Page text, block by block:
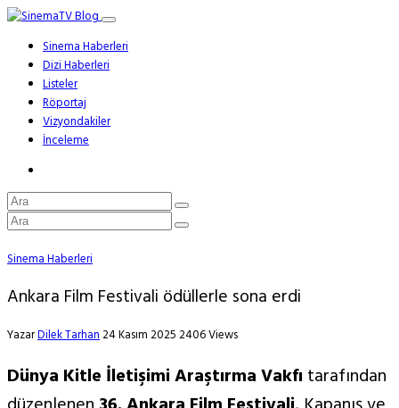
Sinema Haberleri
Dizi Haberleri
Listeler
Röportaj
Vizyondakiler
İnceleme
Sinema Haberleri
Ankara Film Festivali ödüllerle sona erdi
YazarDilek Tarhan24 Kasım 20252406 Views
Dünya Kitle İletişimi Araştırma Vakfı tarafından